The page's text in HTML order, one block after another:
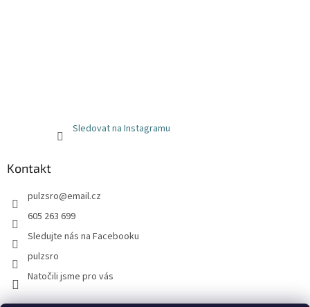
Sledovat na Instagramu
Kontakt
pulzsro@email.cz
605 263 699
Sledujte nás na Facebooku
pulzsro
Natočili jsme pro vás